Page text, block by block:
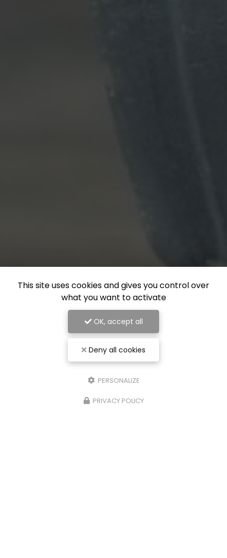
This site uses cookies and gives you control over
what you want to activate
OK, accept all
Deny all cookies
PERSONALIZE
PRIVACY POLICY